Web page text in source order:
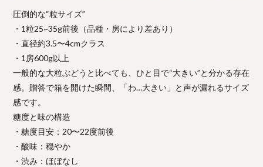
圧倒的な“粒サイズ”
・1粒25~35g前後（品種・房により差あり）
・直径約3.5〜4cmクラス
・1房600g以上
一般的な大粒ぶどうと比べても、ひと目で“大きい”と分かる存在
感。贈答で箱を開けた瞬間、「わ…大きい」と声が漏れるサイズ
感です。
糖度と味の構造
・糖度目安：20〜22度前後
・酸味：穏やか
・渋み：ほぼなし